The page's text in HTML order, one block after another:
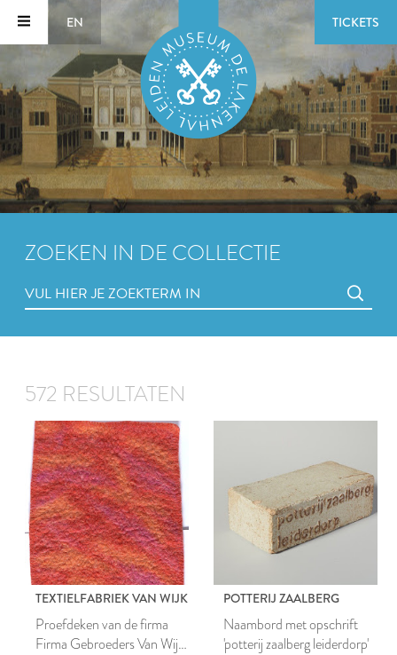
EN TICKETS
ZOEKEN IN DE COLLECTIE
572 RESULTATEN
TEXTIELFABRIEK VAN WIJK
Proefdeken van de firma
Firma Gebroeders Van Wijk
POTTERIJ ZAALBERG
Naambord met opschrift
'potterij zaalberg leiderdorp'